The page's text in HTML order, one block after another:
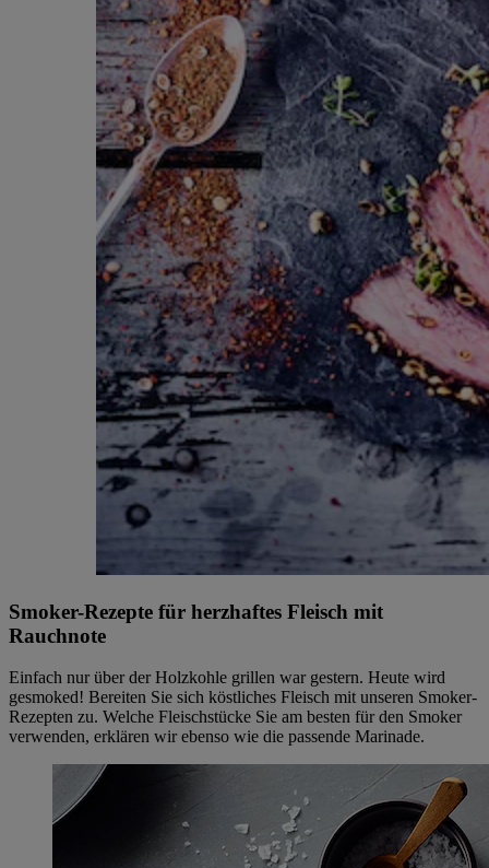
Smoker-Rezepte für herzhaftes Fleisch mit
Rauchnote
Einfach nur über der Holzkohle grillen war gestern. Heute wird
gesmoked! Bereiten Sie sich köstliches Fleisch mit unseren Smoker-
Rezepten zu. Welche Fleischstücke Sie am besten für den Smoker
verwenden, erklären wir ebenso wie die passende Marinade.